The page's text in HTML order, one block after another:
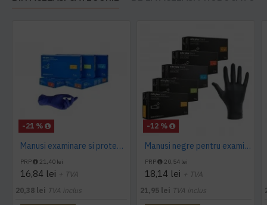
-21 %
Manusi examinare si protectie Nitrylex Basic, 100 buc/cutie
PRP 21,40 lei
16,84 lei + TVA
20,38 lei TVA inclus
-12 %
Manusi negre pentru examinare si protectie Nitrylex, 100buc/set
PRP 20,54 lei
18,14 lei + TVA
21,95 lei TVA inclus